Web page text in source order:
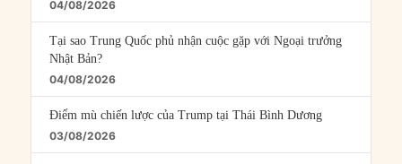
04/08/2026
Tại sao Trung Quốc phủ nhận cuộc gặp với Ngoại trưởng
Nhật Bản?
04/08/2026
Điểm mù chiến lược của Trump tại Thái Bình Dương
03/08/2026